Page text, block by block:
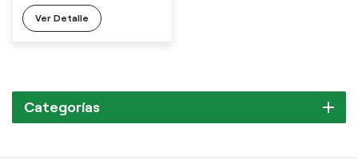
tuberías blandas para uso
farmacéutico
Ver Detalle
Categorías